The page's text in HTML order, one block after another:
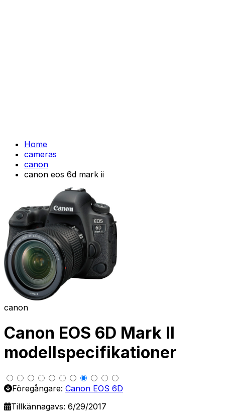
Home
cameras
canon
canon eos 6d mark ii
canon
Canon EOS 6D Mark II
modellspecifikationer
Föregångare: Canon EOS 6D
Tillkännagavs: 6/29/2017